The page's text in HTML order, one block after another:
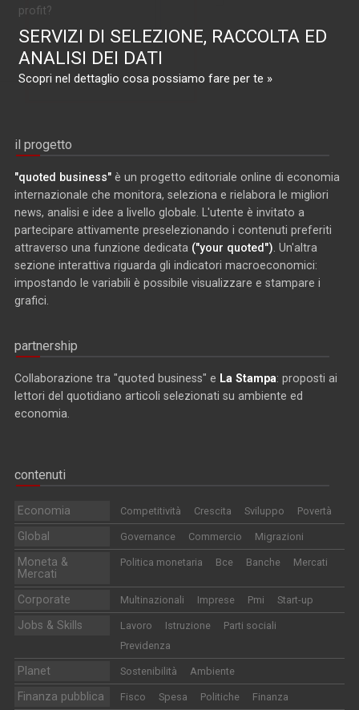
profit?
SERVIZI DI SELEZIONE, RACCOLTA ED
ANALISI DEI DATI
Scopri nel dettaglio cosa possiamo fare per te »
il progetto
"quoted business" è un progetto editoriale online di economia
internazionale che monitora, seleziona e rielabora le migliori
news, analisi e idee a livello globale. L'utente è invitato a
partecipare attivamente preselezionando i contenuti preferiti
attraverso una funzione dedicata ("your quoted") . Un'altra
sezione interattiva riguarda gli indicatori macroeconomici:
impostando le variabili è possibile visualizzare e stampare i
grafici.
partnership
Collaborazione tra "quoted business" e La Stampa: proposti ai
lettori del quotidiano articoli selezionati su ambiente ed
economia.
contenuti
Economia Competitività Crescita Sviluppo Povertà
Global Governance Commercio Migrazioni
Moneta &
Mercati
Politica monetaria Bce Banche Mercati
Corporate Multinazionali Imprese Pmi Start-up
Jobs & Skills Lavoro Istruzione
Parti sociali
Previdenza
Planet Sostenibilità Ambiente
Finanza pubblica Fisco Spesa Politiche Finanza